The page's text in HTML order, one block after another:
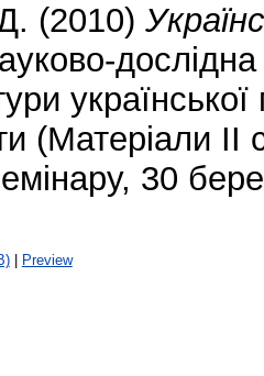
(2010)
дослідна
(Матеріали
30
| Preview